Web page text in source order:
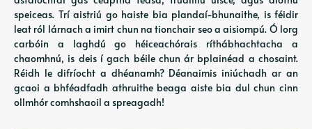
speiceas. Trí aistriú go haiste bia plandaí-bhunaithe, is féidir
leat ról lárnach a imirt chun na tionchair seo a aisiompú. Ó lorg
carbóin a laghdú go héiceachórais ríthábhachtacha a
chaomhnú, is deis í gach béile chun ár bplainéad a chosaint.
Réidh le difríocht a dhéanamh? Déanaimis iniúchadh ar an
gcaoi a bhféadfadh athruithe beaga aiste bia dul chun cinn
ollmhór comhshaoil ​​a spreagadh!